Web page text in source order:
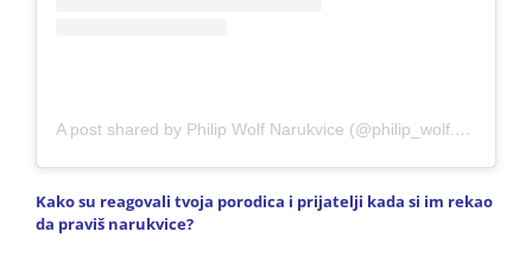
A post shared by Philip Wolf Narukvice (@philip_wolf.bracelets)
Kako su reagovali tvoja porodica i prijatelji kada si im rekao
da praviš narukvice?